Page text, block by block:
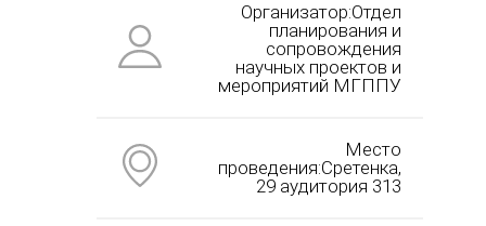
Организатор:Отдел
планирования и
сопровождения
научных проектов и
мероприятий МГППУ
Место
проведения:Сретенка,
29 аудитория 313